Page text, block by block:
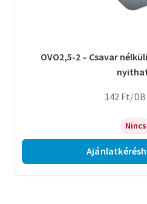
OVO2,5-2 – Csavar
142 Ft/DB
Nincs